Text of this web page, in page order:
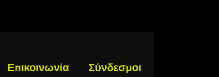
Επικοινωνία Σύνδεσμοι